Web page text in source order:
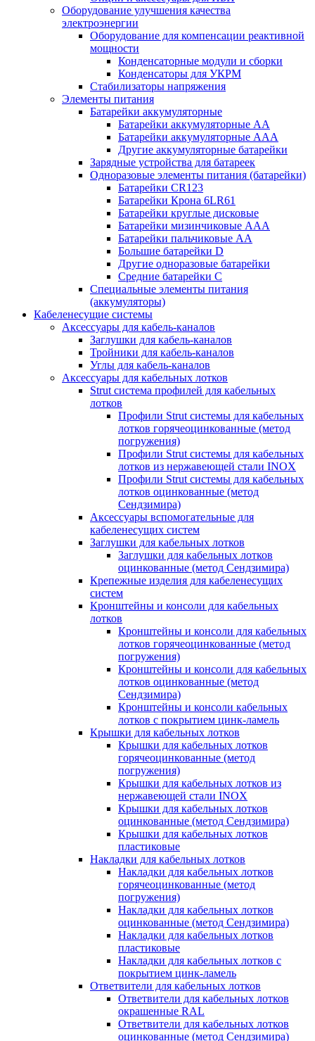
Оборудование улучшения качества
электроэнергии
Оборудование для компенсации реактивной
мощности
Конденсаторные модули и сборки
Конденсаторы для УКРМ
Стабилизаторы напряжения
Элементы питания
Батарейки аккумуляторные
Батарейки аккумуляторные АА
Батарейки аккумуляторные ААА
Другие аккумуляторные батарейки
Зарядные устройства для батареек
Одноразовые элементы питания (батарейки)
Батарейки CR123
Батарейки Крона 6LR61
Батарейки круглые дисковые
Батарейки мизинчиковые ААА
Батарейки пальчиковые АА
Большие батарейки D
Другие одноразовые батарейки
Средние батарейки C
Специальные элементы питания
(аккумуляторы)
Кабеленесущие системы
Аксессуары для кабель-каналов
Заглушки для кабель-каналов
Тройники для кабель-каналов
Углы для кабель-каналов
Аксессуары для кабельных лотков
Strut система профилей для кабельных
лотков
Профили Strut системы для кабельных
лотков горячеоцинкованные (метод
погружения)
Профили Strut системы для кабельных
лотков из нержавеющей стали INOX
Профили Strut системы для кабельных
лотков оцинкованные (метод
Сендзимира)
Аксессуары вспомогательные для
кабеленесущих систем
Заглушки для кабельных лотков
Заглушки для кабельных лотков
оцинкованные (метод Сендзимира)
Крепежные изделия для кабеленесущих
систем
Кронштейны и консоли для кабельных
лотков
Кронштейны и консоли для кабельных
лотков горячеоцинкованные (метод
погружения)
Кронштейны и консоли для кабельных
лотков оцинкованные (метод
Сендзимира)
Кронштейны и консоли кабельных
лотков с покрытием цинк-ламель
Крышки для кабельных лотков
Крышки для кабельных лотков
горячеоцинкованные (метод
погружения)
Крышки для кабельных лотков из
нержавеющей стали INOX
Крышки для кабельных лотков
оцинкованные (метод Сендзимира)
Крышки для кабельных лотков
пластиковые
Накладки для кабельных лотков
Накладки для кабельных лотков
горячеоцинкованные (метод
погружения)
Накладки для кабельных лотков
оцинкованные (метод Сендзимира)
Накладки для кабельных лотков
пластиковые
Накладки для кабельных лотков с
покрытием цинк-ламель
Ответвители для кабельных лотков
Ответвители для кабельных лотков
окрашенные RAL
Ответвители для кабельных лотков
оцинкованные (метод Сендзимира)